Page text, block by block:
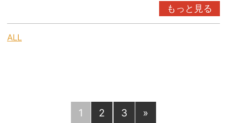
もっと見る
ALL
1 2 3 »